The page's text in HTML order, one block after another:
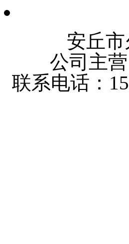
安丘
公司主营
联系电话：